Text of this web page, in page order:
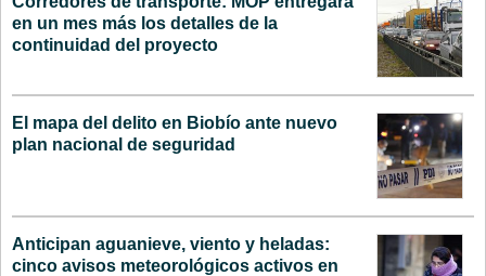
en un mes más los detalles de la
continuidad del proyecto
El mapa del delito en Biobío ante nuevo
plan nacional de seguridad
Anticipan aguanieve, viento y heladas:
cinco avisos meteorológicos activos en